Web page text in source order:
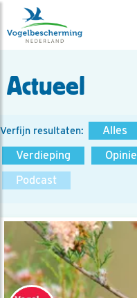
Actueel
Verfijn resultaten: Alles
Verdieping
Opinie
Podcast